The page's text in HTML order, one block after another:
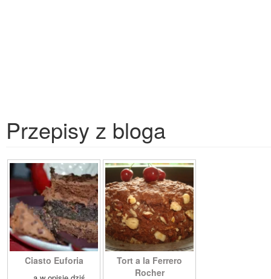
Przepisy z bloga
Ciasto Euforia
Tort a la Ferrero
Rocher